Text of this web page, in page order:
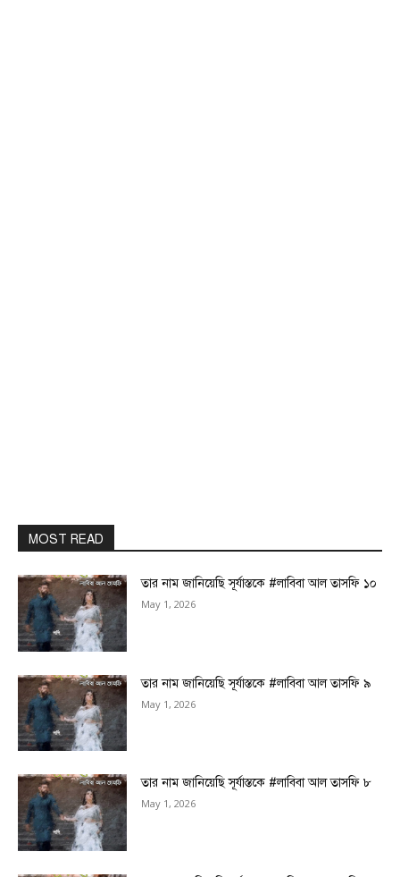
MOST READ
তার নাম জানিয়েছি সূর্যাস্তকে #লাবিবা আল তাসফি ১০
May 1, 2026
তার নাম জানিয়েছি সূর্যাস্তকে #লাবিবা আল তাসফি ৯
May 1, 2026
তার নাম জানিয়েছি সূর্যাস্তকে #লাবিবা আল তাসফি ৮
May 1, 2026